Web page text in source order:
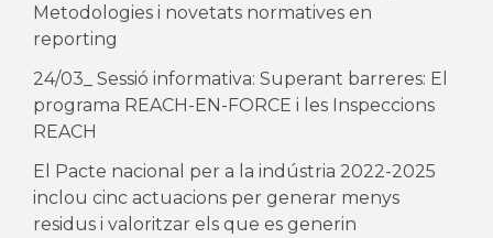
Metodologies i novetats normatives en
reporting
24/03_ Sessió informativa: Superant barreres: El
programa REACH-EN-FORCE i les Inspeccions
REACH
El Pacte nacional per a la indústria 2022-2025
inclou cinc actuacions per generar menys
residus i valoritzar els que es generin